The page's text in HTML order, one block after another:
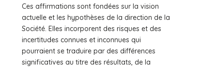
Ces affirmations sont fondées sur la vision
actuelle et les hypothèses de la direction de la
Société. Elles incorporent des risques et des
incertitudes connues et inconnues qui
pourraient se traduire par des différences
significatives au titre des résultats, de la